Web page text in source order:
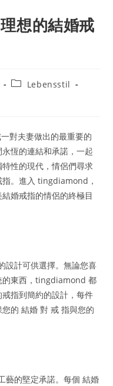
想的結婚戒
PostLebensstil
對夫妻做出的最重要的
恆的連結和承諾，一起
性的現代，情侶們尋求
。進入 tingdiamond，
婚戒指的情侶的終極目
計可供選擇。無論您喜
的東西，tingdiamond 都
指到簡約的設計，每件
的 結婚 對 戒 指與您的
的堅定承諾。每個 結婚